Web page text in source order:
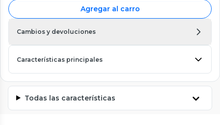
Agregar al carro
Cambios y devoluciones
Características principales
Todas las características